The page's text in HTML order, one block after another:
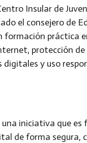
Insular de
el consejero de
práctica
protección de
y uso
una iniciativa que
de forma segura,